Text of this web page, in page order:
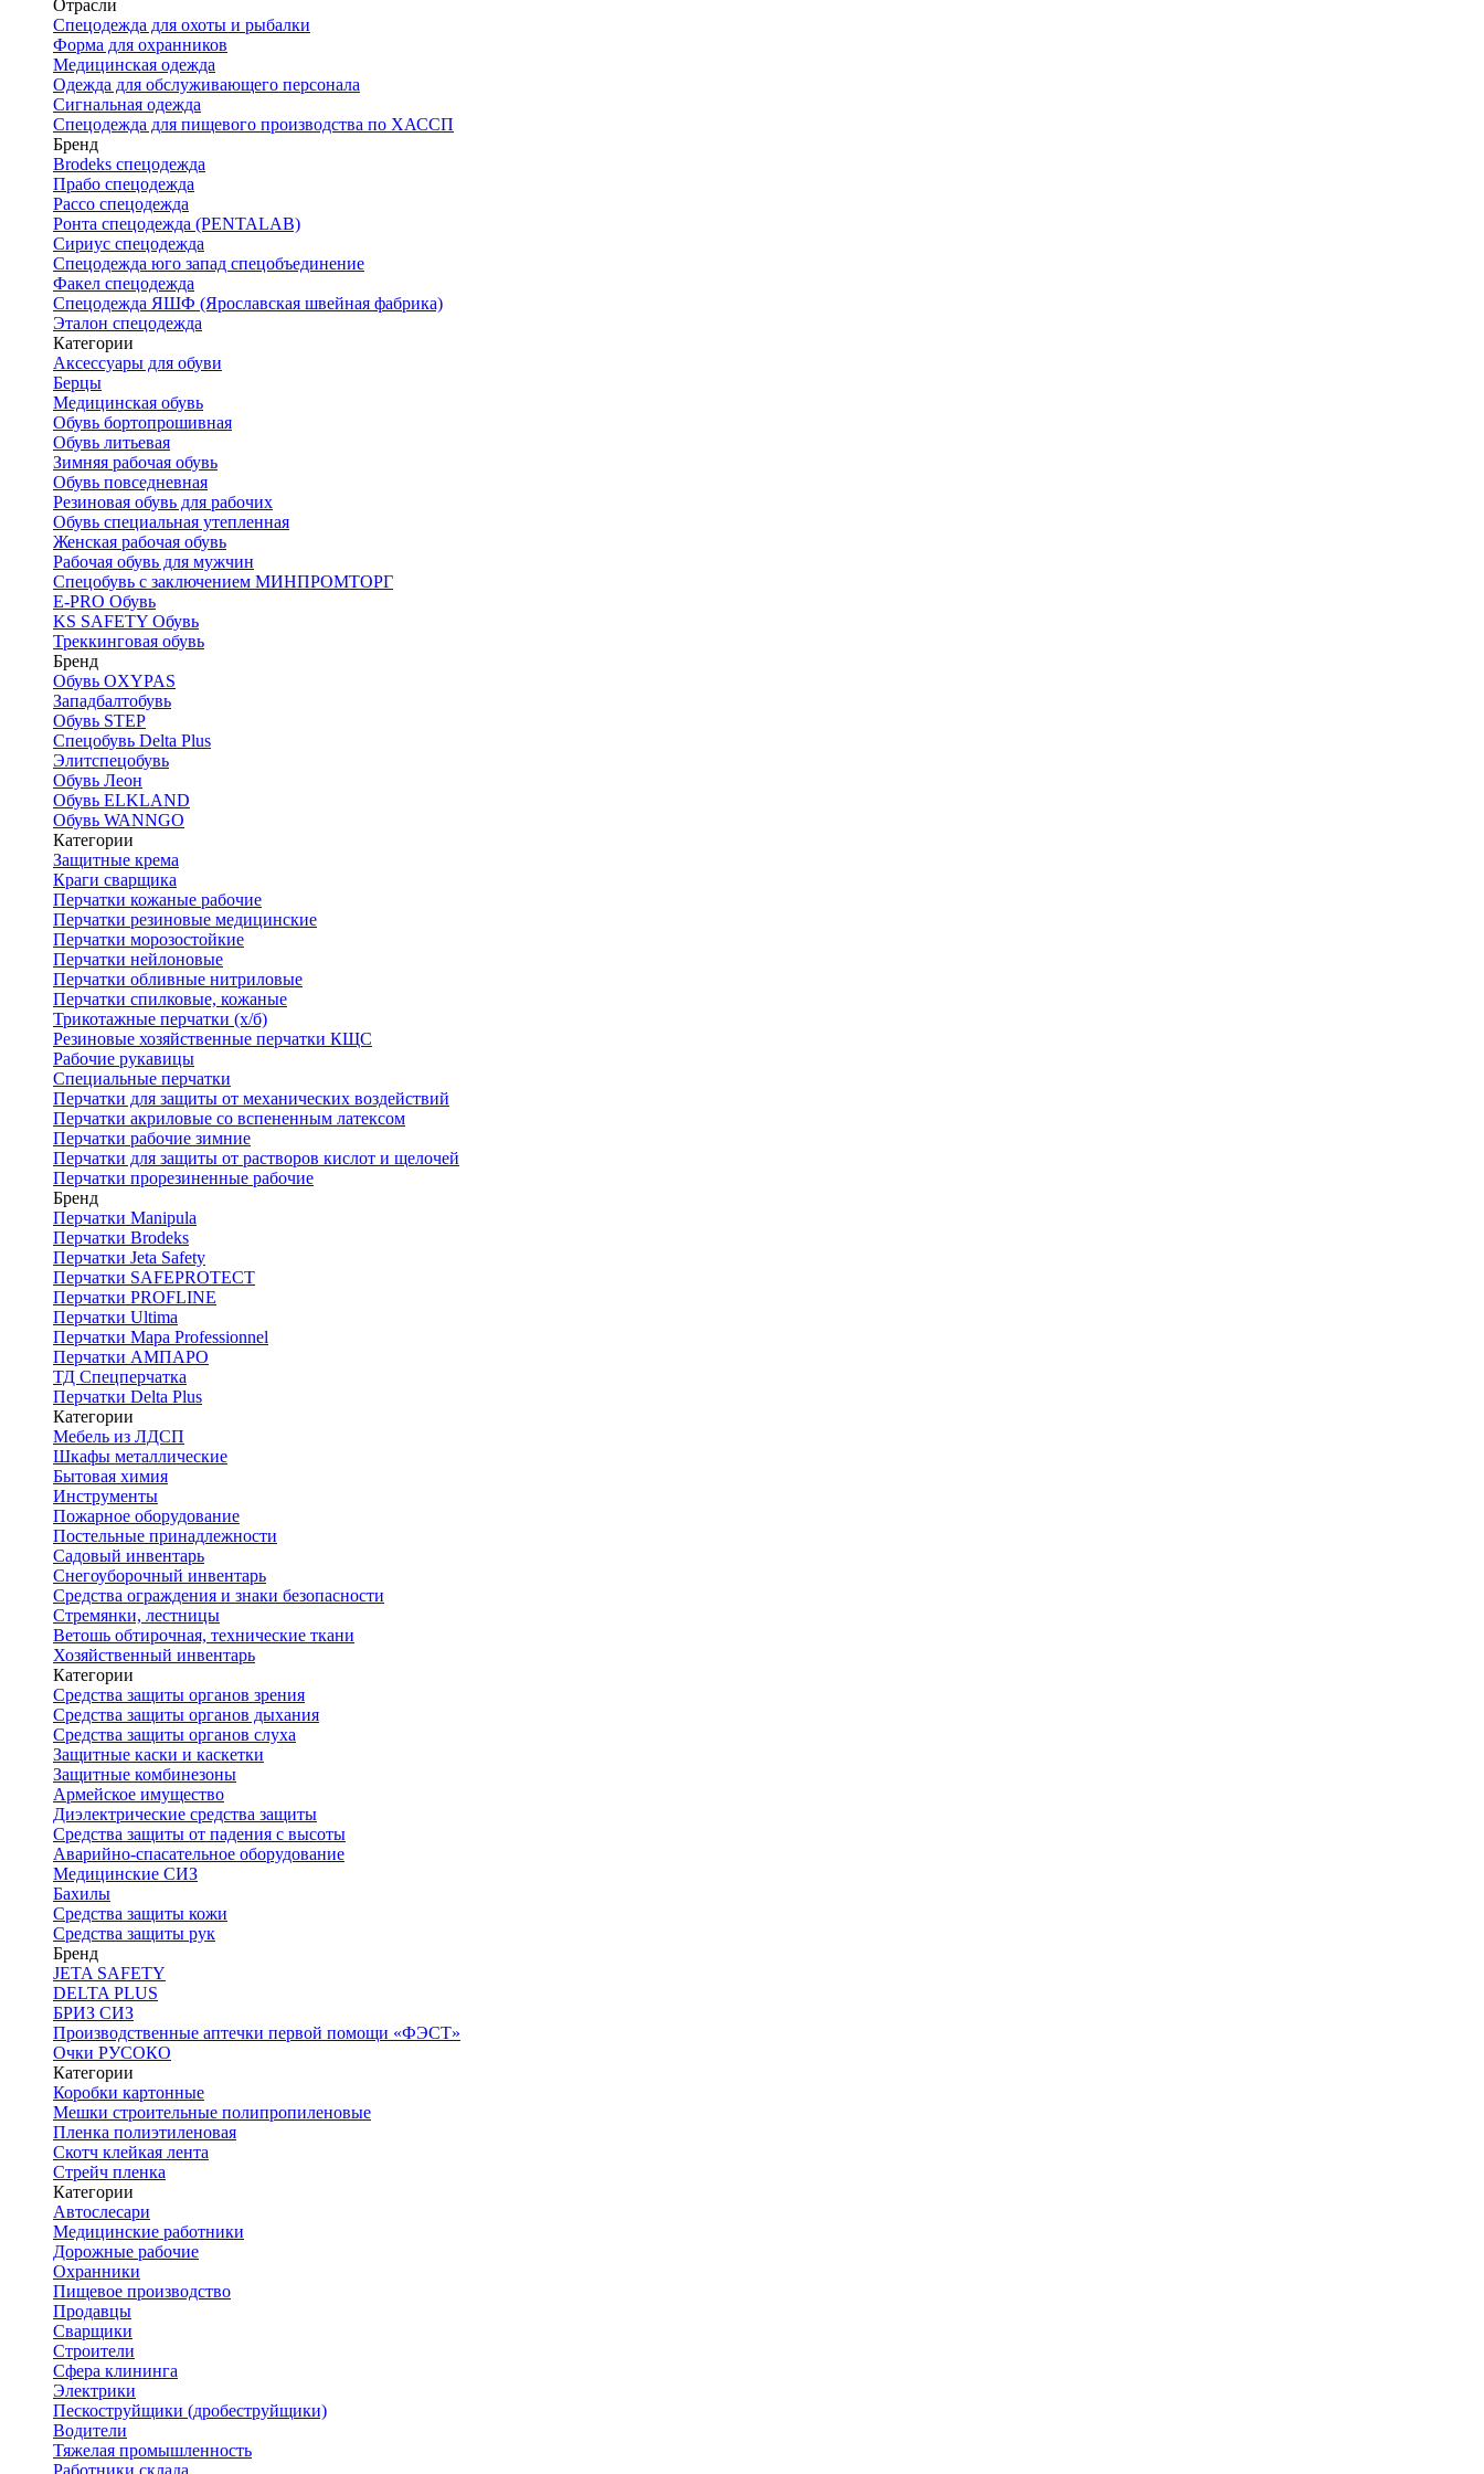
Отрасли
Спецодежда для охоты и рыбалки
Форма для охранников
Медицинская одежда
Одежда для обслуживающего персонала
Сигнальная одежда
Спецодежда для пищевого производства по ХАССП
Бренд
Brodeks спецодежда
Прабо спецодежда
Рассо спецодежда
Ронта спецодежда (PENTALAB)
Сириус спецодежда
Спецодежда юго запад спецобъединение
Факел спецодежда
Спецодежда ЯШФ (Ярославская швейная фабрика)
Эталон спецодежда
Категории
Аксессуары для обуви
Берцы
Медицинская обувь
Обувь бортопрошивная
Обувь литьевая
Зимняя рабочая обувь
Обувь повседневная
Резиновая обувь для рабочих
Обувь специальная утепленная
Женская рабочая обувь
Рабочая обувь для мужчин
Спецобувь с заключением МИНПРОМТОРГ
E-PRO Обувь
KS SAFETY Обувь
Треккинговая обувь
Бренд
Обувь OXYPAS
Западбалтобувь
Обувь STEP
Спецобувь Delta Plus
Элитспецобувь
Обувь Леон
Обувь ELKLAND
Обувь WANNGO
Категории
Защитные крема
Краги сварщика
Перчатки кожаные рабочие
Перчатки резиновые медицинские
Перчатки морозостойкие
Перчатки нейлоновые
Перчатки обливные нитриловые
Перчатки спилковые, кожаные
Трикотажные перчатки (х/б)
Резиновые хозяйственные перчатки КЩС
Рабочие рукавицы
Специальные перчатки
Перчатки для защиты от механических воздействий
Перчатки акриловые со вспененным латексом
Перчатки рабочие зимние
Перчатки для защиты от растворов кислот и щелочей
Перчатки прорезиненные рабочие
Бренд
Перчатки Manipula
Перчатки Brodeks
Перчатки Jeta Safety
Перчатки SAFEPROTECT
Перчатки PROFLINE
Перчатки Ultima
Перчатки Мара Professionnel
Перчатки АМПАРО
ТД Спецперчатка
Перчатки Delta Plus
Категории
Мебель из ЛДСП
Шкафы металлические
Бытовая химия
Инструменты
Пожарное оборудование
Постельные принадлежности
Садовый инвентарь
Снегоуборочный инвентарь
Средства ограждения и знаки безопасности
Стремянки, лестницы
Ветошь обтирочная, технические ткани
Хозяйственный инвентарь
Категории
Средства защиты органов зрения
Средства защиты органов дыхания
Средства защиты органов слуха
Защитные каски и каскетки
Защитные комбинезоны
Армейское имущество
Диэлектрические средства защиты
Средства защиты от падения с высоты
Аварийно-спасательное оборудование
Медицинские СИЗ
Бахилы
Средства защиты кожи
Средства защиты рук
Бренд
JETA SAFETY
DELTA PLUS
БРИЗ СИЗ
Производственные аптечки первой помощи «ФЭСТ»
Очки РУСОКО
Категории
Коробки картонные
Мешки строительные полипропиленовые
Пленка полиэтиленовая
Скотч клейкая лента
Стрейч пленка
Категории
Автослесари
Медицинские работники
Дорожные рабочие
Охранники
Пищевое производство
Продавцы
Сварщики
Строители
Сфера клининга
Электрики
Пескоструйщики (дробеструйщики)
Водители
Тяжелая промышленность
Работники склада